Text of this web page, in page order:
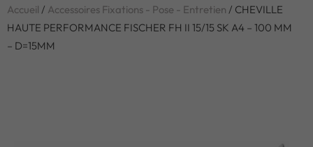
Accueil / Accessoires Fixations - Pose - Entretien / CHEVILLE
HAUTE PERFORMANCE FISCHER FH II 15/15 SK A4 – 100 MM
– D=15MM